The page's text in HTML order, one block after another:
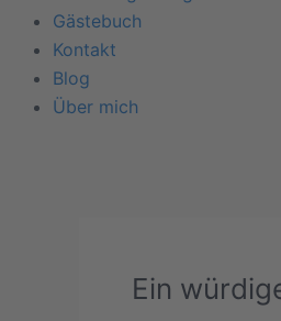
Gästebuch
Kontakt
Blog
Über mich
Ein
Ein